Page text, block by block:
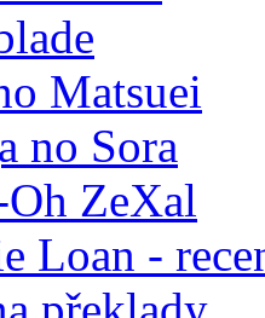
Matsuei
no Sora
ZeXal
Loan -